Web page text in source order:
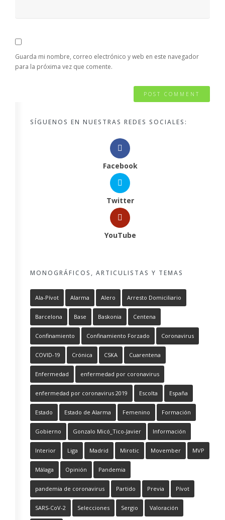
Guarda mi nombre, correo electrónico y web en este navegador
para la próxima vez que comente.
SÍGUENOS EN NUESTRAS REDES SOCIALES:
Facebook
Twitter
YouTube
MONOGRÁFICOS, ARTICULISTAS Y TEMAS
Ala-Pívot Alarma Alero Arresto Domiciliario
Barcelona Base Baskonia Centena
Confinamiento Confinamiento Forzado Coronavirus
COVID-19 Crónica CSKA Cuarentena
Enfermedad enfermedad por coronavirus
enfermedad por coronavirus 2019 Escolta España
Estado Estado de Alarma Femenino Formación
Gobierno Gonzalo Micó_Tico-Javier Información
Interior Liga Madrid Mirotic Movember MVP
Málaga Opinión Pandemia
pandemia de coronavirus Partido Previa Pívot
SARS-CoV-2 Selecciones Sergio Valoración